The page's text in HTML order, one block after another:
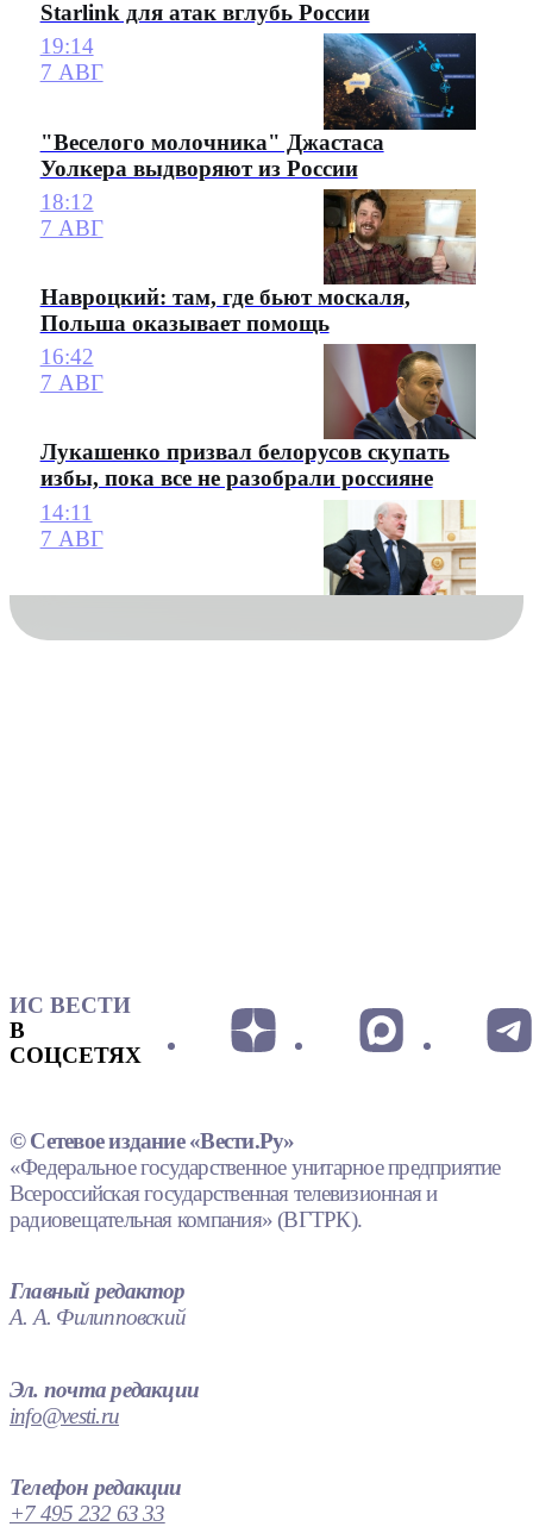
Starlink для атак вглубь России
19:14
7 АВГ
"Веселого молочника" Джастаса
Уолкера выдворяют из России
18:12
7 АВГ
Навроцкий: там, где бьют москаля,
Польша оказывает помощь
16:42
7 АВГ
Лукашенко призвал белорусов скупать
избы, пока все не разобрали россияне
14:11
7 АВГ
ИС ВЕСТИ
В
СОЦСЕТЯХ
© Сетевое издание «Вести.Ру»
«Федеральное государственное унитарное предприятие
Всероссийская государственная телевизионная и
радиовещательная компания» (ВГТРК).
Главный редактор
А. А. Филипповский
Эл. почта редакции
info@vesti.ru
Телефон редакции
+7 495 232 63 33